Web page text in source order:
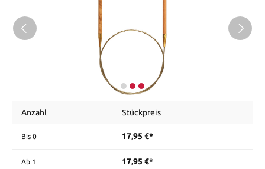
Anzahl Stückpreis
Bis 0 17,95 €*
Ab 1 17,95 €*